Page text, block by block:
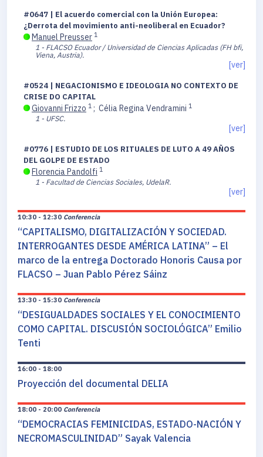
#0647 | El acuerdo comercial con la Unión Europea:
¿Derrota del movimiento anti-neoliberal en Ecuador?
Manuel Preusser 1
1 - FLACSO Ecuador / Universidad de Ciencias Aplicadas (FH bfi,
Viena, Austria).
[ver]
#0524 | NEGACIONISMO E IDEOLOGIA NO CONTEXTO DE
CRISE DO CAPITAL
Giovanni Frizzo 1 ; Célia Regina Vendramini 1
1 - UFSC.
[ver]
#0776 | ESTUDIO DE LOS RITUALES DE LUTO A 49 AÑOS
DEL GOLPE DE ESTADO
Florencia Pandolfi 1
1 - Facultad de Ciencias Sociales, UdelaR.
[ver]
10:30 - 12:30 Conferencia
“CAPITALISMO, DIGITALIZACIÓN Y SOCIEDAD.
INTERROGANTES DESDE AMÉRICA LATINA” – El
marco de la entrega Doctorado Honoris Causa por
FLACSO – Juan Pablo Pérez Sáinz
13:30 - 15:30 Conferencia
“DESIGUALDADES SOCIALES Y EL CONOCIMIENTO
COMO CAPITAL. DISCUSIÓN SOCIOLÓGICA” Emilio
Tenti
16:00 - 18:00
Proyección del documental DELIA
18:00 - 20:00 Conferencia
“DEMOCRACIAS FEMINICIDAS, ESTADO-NACIÓN Y
NECROMASCULINIDAD” Sayak Valencia